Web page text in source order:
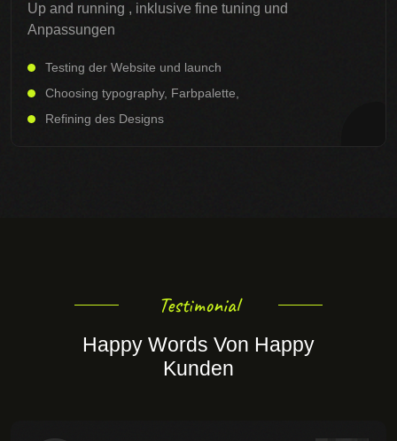
Up and running , inklusive fine tuning und
Anpassungen
Testing der Website und launch
Choosing typography, Farbpalette,
Refining des Designs
Testimonial
Happy Words Von Happy
Kunden